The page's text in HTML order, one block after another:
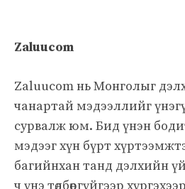
Zaluucom
Zaluucom нь Монголыг
чанартай мэдээллийг
сурвалж юм. Бид үнэн
мэдээг хүн бүрт
багийнхан танд дэлхийн
ч үнэ төлбөргүйгээр